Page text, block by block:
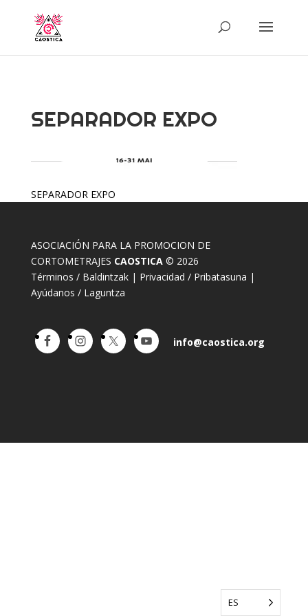
SEPARADOR EXPO
SEPARADOR EXPO
ASOCIACIÓN PARA LA PROMOCION DE
CORTOMETRAJES CAOSTICA© 2026
Términos / Baldintzak| Privacidad / Pribatasuna |
Ayúdanos / Laguntza
info@caostica.org
ES